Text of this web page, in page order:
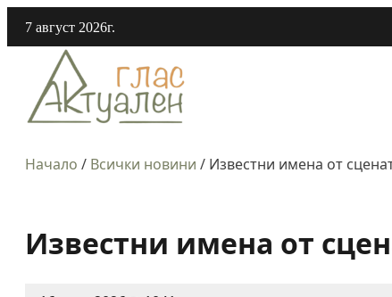
7 август 2026г.
Начало / Всички новини / Известни имена от
Известни имена от